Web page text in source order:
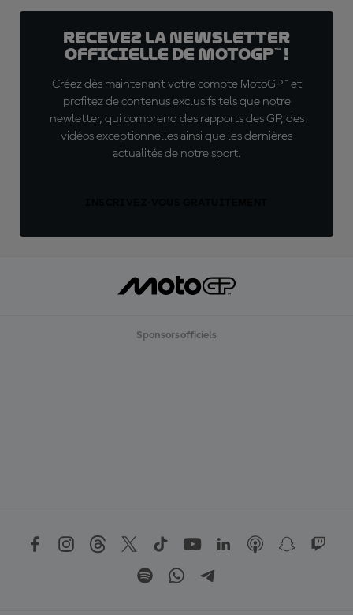
Recevez la Newsletter
officielle de MotoGP™ !
Créez dès maintenant votre compte MotoGP™ et
profitez de contenus exclusifs tels que notre
newletter, qui comprend des rapports des GP, des
vidéos exceptionnelles ainsi que les dernières
actualités de notre sport.
Sponsors officiels